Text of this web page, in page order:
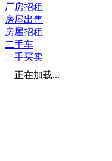
厂房招租
房屋出售
房屋招租
二手车
二手买卖
正在加载...